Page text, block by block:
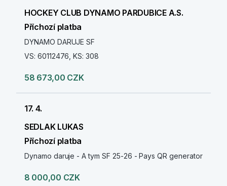
HOCKEY CLUB DYNAMO PARDUBICE A.S.
Příchozí platba
DYNAMO DARUJE SF
VS: 60112476, KS: 308
58 673,00 CZK
17. 4.
SEDLAK LUKAS
Příchozí platba
Dynamo daruje - A tym SF 25-26 - Pays QR generator
8 000,00 CZK